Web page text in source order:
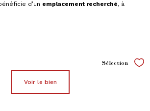
d’un emplacement recherché, à
Sélection
voir le bien